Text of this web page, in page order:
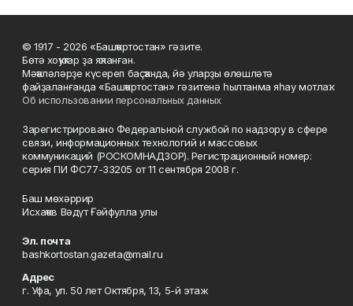
© 1917 - 2026 «Башҡортостан» гәзите.
Бөтә хоҡуҡтар ҙа яҡланған.
Мәҡәләләрҙе күсереп баҫҡанда, йә уларҙы өлөшләтә
файҙаланғанда «Башҡортостан» гәзитенә һылтанма яһау мотлаҡ.
Об использовании персональных данных
Зарегистрировано Федеральной службой по надзору в сфере
связи, информационных технологий и массовых
коммуникаций (РОСКОМНАДЗОР). Регистрационный номер:
серия ПИ ФС77-33205 от 11 сентября 2008 г.
Баш мөхәррир
Исхаҡов Вәдүт Ғәйфулла улы
Эл. почта
bashkortostan.gazeta@mail.ru
Адрес
г. Уфа, ул. 50 лет Октября, 13, 5-й этаж